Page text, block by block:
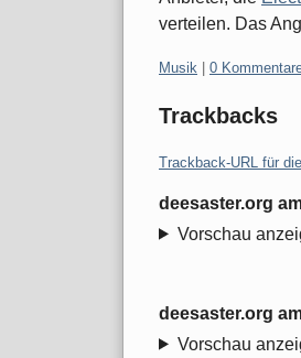
verteilen. Das
Kategorien:
Musik | 0
Trackbacks
Trackback-URL für
deesaster.org
Vorschau
deesaster.org
Vorschau